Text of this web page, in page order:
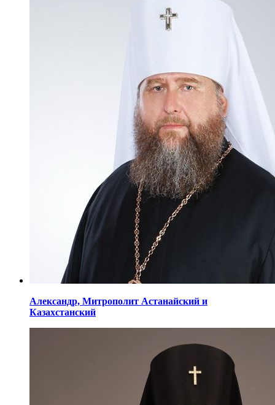
Александр, Митрополит Астанайский и
Казахстанский